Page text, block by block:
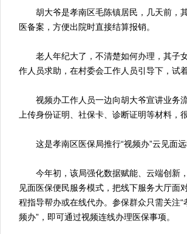
胡大爷是孝南区毛陈镇居民，几天前，
医备案，方便出院时直接结算报销。
老人年纪大了，不清楚如何办理，其子
作人员求助，在村委会工作人员引导下，试
视频办工作人员一边向胡大爷宣讲业务
上传身份证明、社保卡、诊断证明等材料，
这是孝南区医保局推行“视频办”云见面
今年初，该局强化数据赋能、云端创新，
见面医保便民服务模式，把线下服务大厅面
程指导帮办或在线代办。参保群众只需关注
频办”，即可通过视频连线办理医保事项。